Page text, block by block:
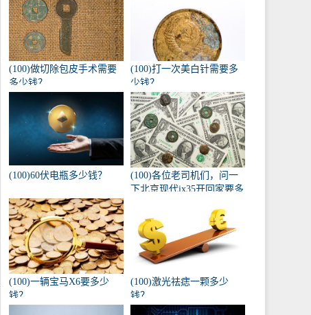
(100)做切除包皮手术需要
多少钱？
(100)打一次美白针需要多
少钱？
(100)60伏电瓶多少钱？
(100)各位老司机们，问一
下北京现代ix35开回家要多
(100)一辆宝马X6要多少
钱？
(100)激光祛痣一颗多少
钱？